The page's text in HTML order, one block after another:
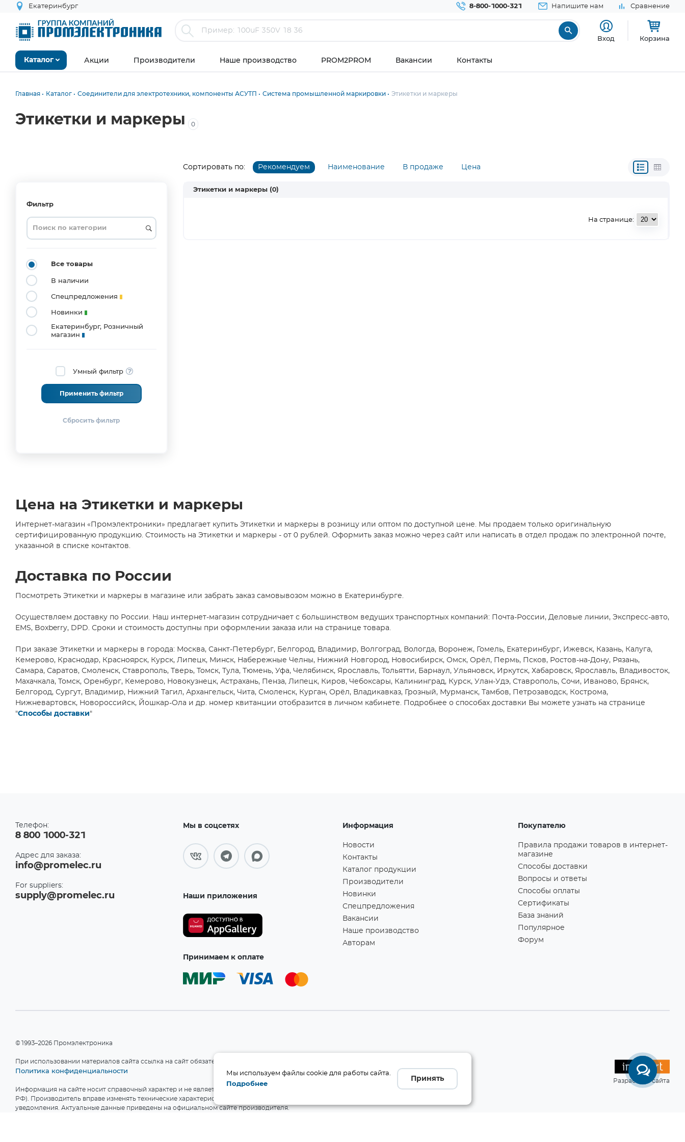
Екатеринбург 8-800-1000-321 Напишите нам Сравнение
Вход Корзина
Каталог Акции Производители Наше производство PROM2PROM Вакансии Контакты
Главная Каталог Соединители для электротехники, компоненты АСУТП Система промышленной маркировки Этикетки и маркеры
Этикетки и маркеры 0
Сортировать по: Рекомендуем Наименование В продаже Цена
Фильтр
Все товары
В наличии
Спецпредложения
Новинки
Екатеринбург, Розничный
магазин
Умный фильтр
Применить фильтр
Этикетки и маркеры (0)
На странице:
Цена на Этикетки и маркеры
Интернет-магазин «Промэлектроники» предлагает купить Этикетки и маркеры в розницу или оптом по доступной цене. Мы продаем только оригинальную
сертифицированную продукцию. Стоимость на Этикетки и маркеры - от 0 рублей. Оформить заказ можно через сайт или написать в отдел продаж по электронной почте,
указанной в списке контактов.
Доставка по России
Посмотреть Этикетки и маркеры в магазине или забрать заказ самовывозом можно в Екатеринбурге.
Осуществляем доставку по России. Наш интернет-магазин сотрудничает с большинством ведущих транспортных компаний: Почта-России, Деловые линии, Экспресс-авто,
EMS, Boxberry, DPD. Сроки и стоимость доступны при оформлении заказа или на странице товара.
При заказе Этикетки и маркеры в города: Москва, Санкт-Петербург, Белгород, Владимир, Волгоград, Вологда, Воронеж, Гомель, Екатеринбург, Ижевск, Казань, Калуга,
Кемерово, Краснодар, Красноярск, Курск, Липецк, Минск, Набережные Челны, Нижний Новгород, Новосибирск, Омск, Орёл, Пермь, Псков, Ростов-на-Дону, Рязань,
Самара, Саратов, Смоленск, Ставрополь, Тверь, Томск, Тула, Тюмень, Уфа, Челябинск, Ярославль, Тольятти, Барнаул, Ульяновск, Иркутск, Хабаровск, Ярославль, Владивосток,
Махачкала, Томск, Оренбург, Кемерово, Новокузнецк, Астрахань, Пенза, Липецк, Киров, Чебоксары, Калининград, Курск, Улан-Удэ, Ставрополь, Сочи, Иваново, Брянск,
Белгород, Сургут, Владимир, Нижний Тагил, Архангельск, Чита, Смоленск, Курган, Орёл, Владикавказ, Грозный, Мурманск, Тамбов, Петрозаводск, Кострома,
Нижневартовск, Новороссийск, Йошкар-Ола и др. номер квитанции отобразится в личном кабинете. Подробнее о способах доставки Вы можете узнать на странице
"Способы доставки"
Телефон:
8 800 1000-321
Адрес для заказа:
info@promelec.ru
For suppliers:
supply@promelec.ru
Мы в соцсетях
Наши приложения
Принимаем к оплате
Информация
Новости
Контакты
Каталог продукции
Производители
Новинки
Спецпредложения
Вакансии
Наше производство
Авторам
Покупателю
Правила продажи товаров в интернет-
магазине
Способы доставки
Вопросы и ответы
Способы оплаты
Сертификаты
База знаний
Популярное
Форум
©1993–2026 Промэлектроника
При использовании материалов сайта ссылка на сайт обязательна!
Политика конфиденциальности
Информация на сайте носит справочный характер и не является публичной офертой (ст. 437 ГК
РФ). Производитель вправе изменять технические характеристики и комплект поставки без
уведомления. Актуальные данные приведены на официальном сайте производителя.
Разработка сайта
Мы используем файлы cookie для работы сайта.
Подробнее
Принять